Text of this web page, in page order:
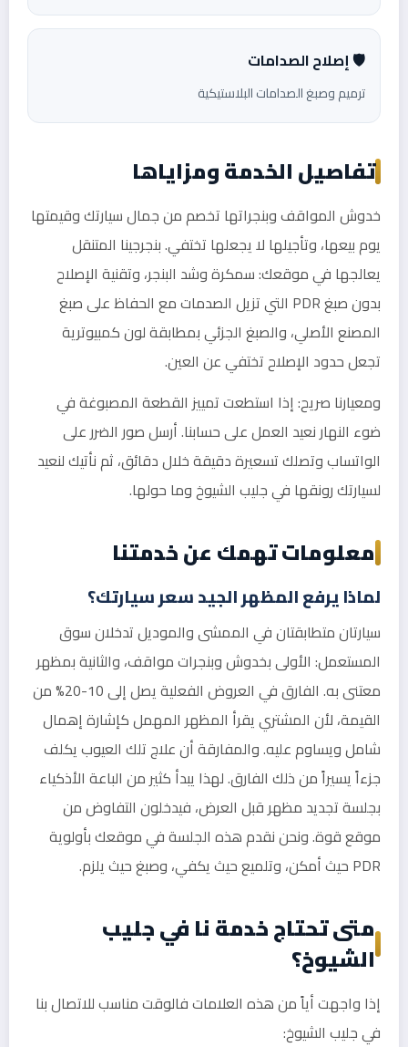
🛡️ إصلاح الصدامات
ترميم وصبغ الصدامات البلاستيكية
تفاصيل الخدمة ومزاياها
خدوش المواقف وبنجراتها تخصم من جمال سيارتك وقيمتها
يوم بيعها، وتأجيلها لا يجعلها تختفي. بنجرجينا المتنقل
يعالجها في موقعك: سمكرة وشد البنجر، وتقنية الإصلاح
بدون صبغ PDR التي تزيل الصدمات مع الحفاظ على صبغ
المصنع الأصلي، والصبغ الجزئي بمطابقة لون كمبيوترية
تجعل حدود الإصلاح تختفي عن العين.
ومعيارنا صريح: إذا استطعت تمييز القطعة المصبوغة في
ضوء النهار نعيد العمل على حسابنا. أرسل صور الضرر على
الواتساب وتصلك تسعيرة دقيقة خلال دقائق، ثم نأتيك لنعيد
لسيارتك رونقها في جليب الشيوخ وما حولها.
معلومات تهمك عن خدمتنا
لماذا يرفع المظهر الجيد سعر سيارتك؟
سيارتان متطابقتان في الممشى والموديل تدخلان سوق
المستعمل: الأولى بخدوش وبنجرات مواقف، والثانية بمظهر
معتنى به. الفارق في العروض الفعلية يصل إلى 10-20% من
القيمة، لأن المشتري يقرأ المظهر المهمل كإشارة إهمال
شامل ويساوم عليه. والمفارقة أن علاج تلك العيوب يكلف
جزءاً يسيراً من ذلك الفارق. لهذا يبدأ كثير من الباعة الأذكياء
بجلسة تجديد مظهر قبل العرض، فيدخلون التفاوض من
موقع قوة. ونحن نقدم هذه الجلسة في موقعك بأولوية
PDR حيث أمكن، وتلميع حيث يكفي، وصبغ حيث يلزم.
متى تحتاج خدمة نا في جليب
الشيوخ؟
إذا واجهت أياً من هذه العلامات فالوقت مناسب للاتصال بنا
في جليب الشيوخ: